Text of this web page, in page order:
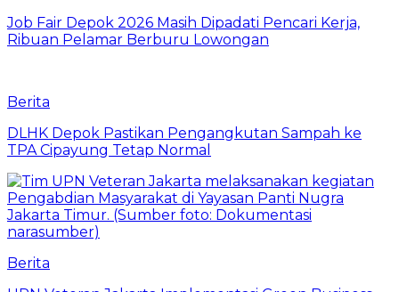
Job Fair Depok 2026 Masih Dipadati Pencari Kerja,
Ribuan Pelamar Berburu Lowongan
Berita
DLHK Depok Pastikan Pengangkutan Sampah ke
TPA Cipayung Tetap Normal
Berita